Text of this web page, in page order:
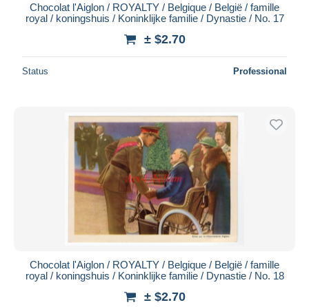
Chocolat l'Aiglon / ROYALTY / Belgique / België / famille
royal / koningshuis / Koninklijke familie / Dynastie / No. 17
± $2.70
Status Professional
Chocolat l'Aiglon / ROYALTY / Belgique / België / famille
royal / koningshuis / Koninklijke familie / Dynastie / No. 18
± $2.70